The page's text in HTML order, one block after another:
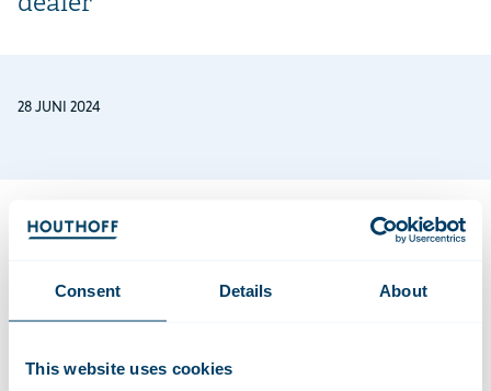
Consent Details About
This website uses cookies
28 JUNI 2024
Key contacts
Advocaat | Partner